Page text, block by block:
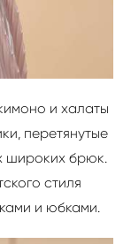
и халаты
перетянутые
широких брюк.
стиля
и юбками.